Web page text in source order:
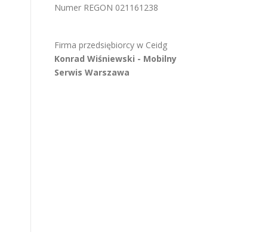
Numer REGON 021161238
Firma przedsiębiorcy w Ceidg
Konrad Wiśniewski - Mobilny
Serwis Warszawa